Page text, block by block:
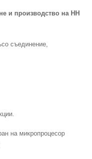
и производство на НН
съединение,
на микропроцесор